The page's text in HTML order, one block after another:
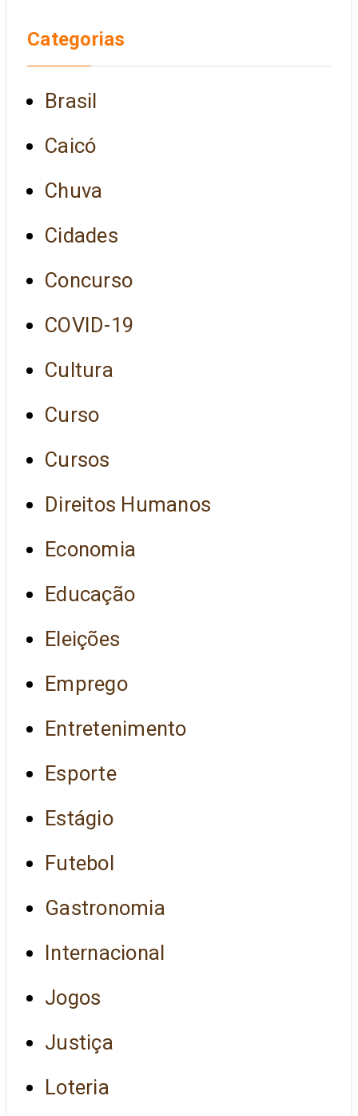
Categorias
Brasil
Caicó
Chuva
Cidades
Concurso
COVID-19
Cultura
Curso
Cursos
Direitos Humanos
Economia
Educação
Eleições
Emprego
Entretenimento
Esporte
Estágio
Futebol
Gastronomia
Internacional
Jogos
Justiça
Loteria